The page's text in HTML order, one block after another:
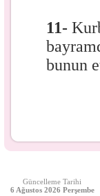
11-
bunun
Güncelleme Tarihi
6 Ağustos 2026 Perşembe